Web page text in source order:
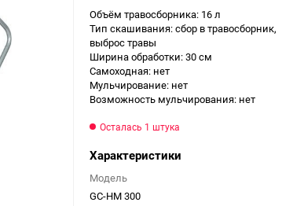
Выберите
Выберите
Выберите
Объём травосборника: 16 л
Тип скашивания: сбор в травосборник,
выброс травы
Ширина обработки: 30 см
Самоходная: нет
Мульчирование: нет
Возможность мульчирования: нет
Осталась 1 штука
Характеристики
Модель
GC-HM 300